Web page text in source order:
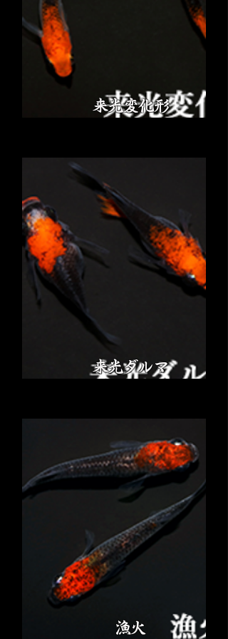
来光変化形
来光ダルマ
漁火